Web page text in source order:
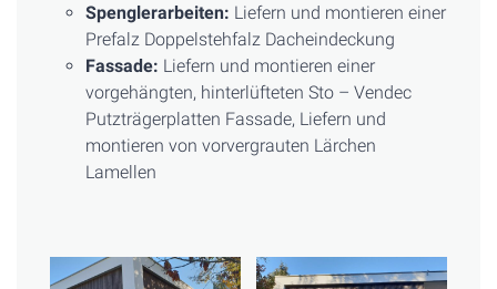
Spenglerarbeiten: Liefern und montieren einer
Prefalz Doppelstehfalz Dacheindeckung
Fassade: Liefern und montieren einer
vorgehängten, hinterlüfteten Sto – Vendec
Putzträgerplatten Fassade, Liefern und
montieren von vorvergrauten Lärchen
Lamellen